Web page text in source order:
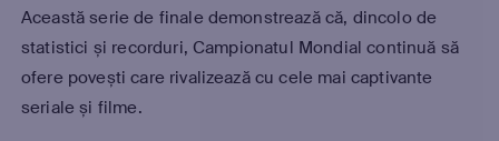
Această serie de finale demonstrează că, dincolo de
statistici și recorduri, Campionatul Mondial continuă să
ofere povești care rivalizează cu cele mai captivante
seriale și filme.